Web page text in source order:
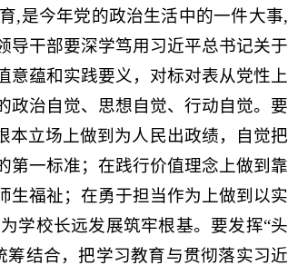
,是今年党的政治生活中的一件大事,
导干部要深学笃用习近平总书记关于
意蕴和实践要义，对标对表从党性上
政治自觉、思想自觉、行动自觉。要
本立场上做到为人民出政绩，自觉把
第一标准；在践行价值理念上做到靠
生福祉；在勇于担当作为上做到以实
学校长远发展筑牢根基。要发挥“头
结合，把学习教育与贯彻落实习近